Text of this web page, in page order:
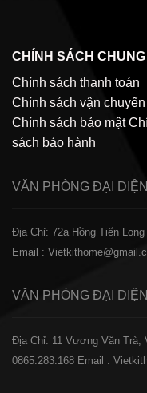
CHÍNH SÁCH CHUNG
Chính sách thanh toán
Chính sách vận chuyển
Chính sách bảo mật
sách bảo hành
VĂN PHÒNG ĐẠI DIỆN
Địa Chỉ: 72a Hồng Tiến Long
Email :
VĂN PHÒNG ĐẠI DIỆN
Địa Chỉ: 11 Vương Văn Trà,
0865.283.168 Email :